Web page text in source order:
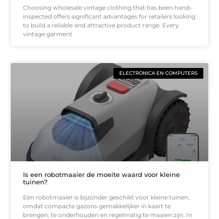
Choosing wholesale vintage clothing that has been hand-
inspected offers significant advantages for retailers looking
to build a reliable and attractive product range. Every
vintage garment
ELECTRONICA EN COMPUTERS
Is een robotmaaier de moeite waard voor kleine
tuinen?
Een robotmaaier is bijzonder geschikt voor kleine tuinen,
omdat compacte gazons gemakkelijker in kaart te
brengen, te onderhouden en regelmatig te maaien zijn. In